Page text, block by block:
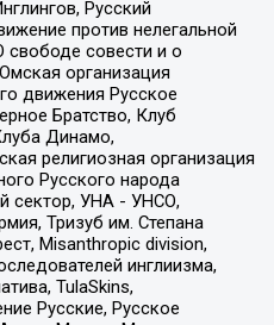
Русский
против нелегальной
свободе совести и о
организация
движения Русское
Братство, Клуб
Динамо,
религиозная организация
Русского народа
сектор, УНА - УНСО,
Тризуб им. Степана
Misanthropic division,
инглиизма,
TulaSkins,
Русские, Русское